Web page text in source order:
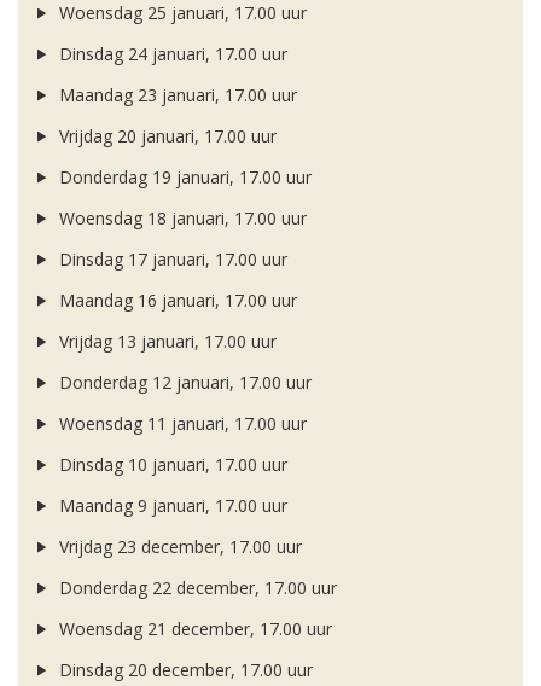
Woensdag 25 januari, 17.00 uur
Dinsdag 24 januari, 17.00 uur
Maandag 23 januari, 17.00 uur
Vrijdag 20 januari, 17.00 uur
Donderdag 19 januari, 17.00 uur
Woensdag 18 januari, 17.00 uur
Dinsdag 17 januari, 17.00 uur
Maandag 16 januari, 17.00 uur
Vrijdag 13 januari, 17.00 uur
Donderdag 12 januari, 17.00 uur
Woensdag 11 januari, 17.00 uur
Dinsdag 10 januari, 17.00 uur
Maandag 9 januari, 17.00 uur
Vrijdag 23 december, 17.00 uur
Donderdag 22 december, 17.00 uur
Woensdag 21 december, 17.00 uur
Dinsdag 20 december, 17.00 uur